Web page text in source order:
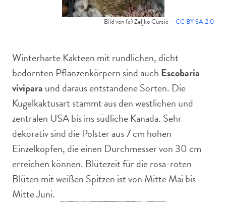
Bild von (c) Zeljko Curcic – CC BY-SA 2.0
Winterharte Kakteen mit rundlichen, dicht
bedornten Pflanzenkörpern sind auch Escobaria
vivipara und daraus entstandene Sorten. Die
Kugelkaktusart stammt aus den westlichen und
zentralen USA bis ins südliche Kanada. Sehr
dekorativ sind die Polster aus 7 cm hohen
Einzelköpfen, die einen Durchmesser von 30 cm
erreichen können. Blütezeit für die rosa-roten
Blüten mit weißen Spitzen ist von Mitte Mai bis
Mitte Juni.